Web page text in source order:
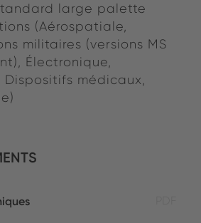
large palette
(Aérospatiale,
militaires (versions MS
Électronique,
Dispositifs médicaux,